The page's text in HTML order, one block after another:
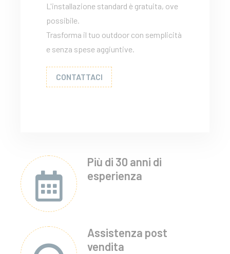
L'installazione standard è gratuita, ove
possibile.
Trasforma il tuo outdoor con semplicità
e senza spese aggiuntive.
CONTATTACI
Più di 30 anni di
esperienza
Assistenza post
vendita